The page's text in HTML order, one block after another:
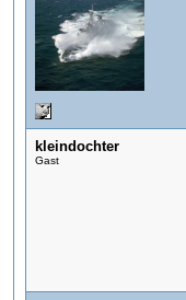
kleindochter
Gast